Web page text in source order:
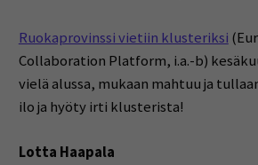
Ruokaprovinssi vietiin klusteriksi
Collaboration Platform, i.a.-b)
vielä alussa, mukaan mahtuu ja
ilo ja hyöty irti klusterista!
Lotta Haapala